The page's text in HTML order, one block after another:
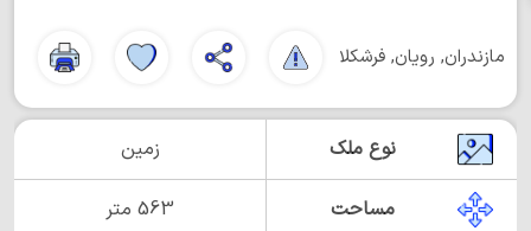
مازندران, رویان, فرشکلا
نوع ملک زمین
مساحت 563 متر